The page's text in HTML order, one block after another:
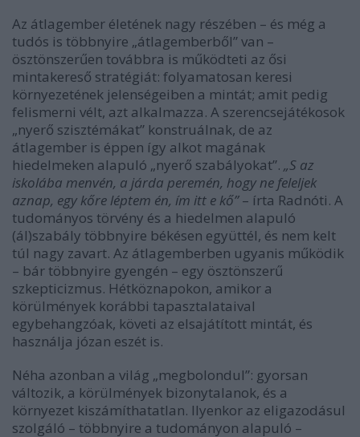
Az átlagember életének nagy részében – és még a
tudós is többnyire „átlagemberből” van –
ösztönszerűen továbbra is működteti az ősi
mintakereső stratégiát: folyamatosan keresi
környezetének jelenségeiben a mintát; amit pedig
felismerni vélt, azt alkalmazza. A szerencsejátékosok
„nyerő szisztémákat” konstruálnak, de az
átlagember is éppen így alkot magának
hiedelmeken alapuló „nyerő szabályokat”. „S az
iskolába menvén, a járda peremén, hogy ne feleljek
aznap, egy kőre léptem én, ím itt e kő”– írta Radnóti. A
tudományos törvény és a hiedelmen alapuló
(ál)szabály többnyire békésen együttél, és nem kelt
túl nagy zavart. Az átlagemberben ugyanis működik
– bár többnyire gyengén – egy ösztönszerű
szkepticizmus. Hétköznapokon, amikor a
körülmények korábbi tapasztalataival
egybehangzóak, követi az elsajátított mintát, és
használja józan eszét is.
Néha azonban a világ „megbolondul”: gyorsan
változik, a körülmények bizonytalanok, és a
környezet kiszámíthatatlan. Ilyenkor az eligazodásul
szolgáló – többnyire a tudományon alapuló –